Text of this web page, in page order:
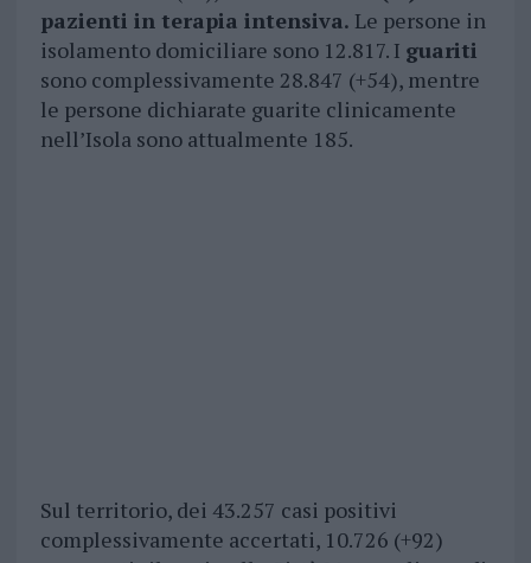
pazienti in terapia intensiva. Le persone in
isolamento domiciliare sono 12.817. I guariti
sono complessivamente 28.847 (+54), mentre
le persone dichiarate guarite clinicamente
nell’Isola sono attualmente 185.
Sul territorio, dei 43.257 casi positivi
complessivamente accertati, 10.726 (+92)